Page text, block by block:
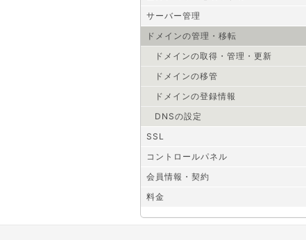
サーバー管理
ドメインの管理・移転
ドメインの取得・管理・更新
ドメインの移管
ドメインの登録情報
DNSの設定
SSL
コントロールパネル
会員情報・契約
料金